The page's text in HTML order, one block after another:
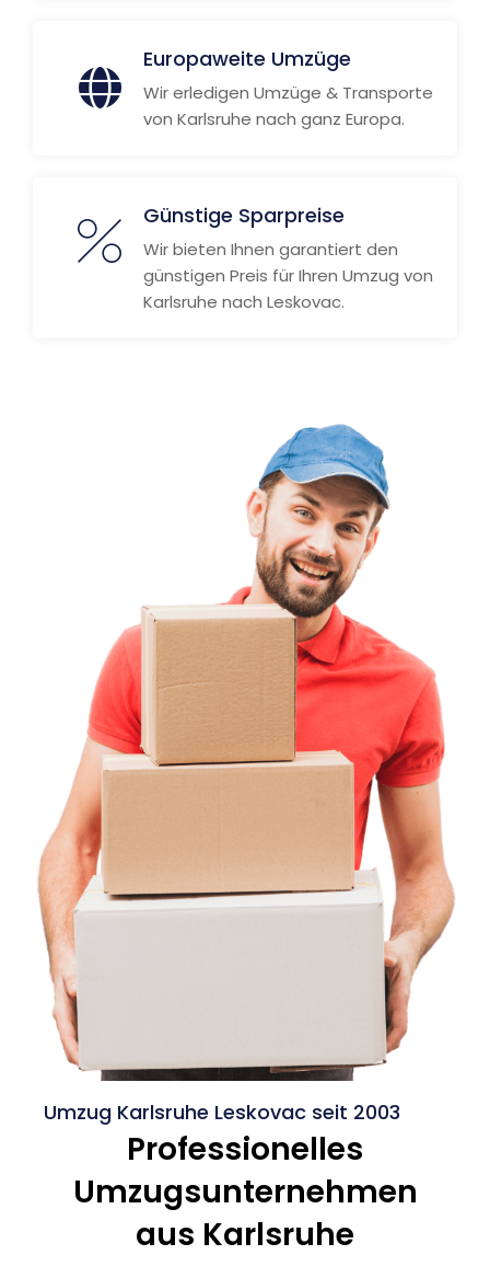
Europaweite Umzüge
Wir erledigen Umzüge & Transporte
von Karlsruhe nach ganz Europa.
Günstige Sparpreise
Wir bieten Ihnen garantiert den
günstigen Preis für Ihren Umzug von
Karlsruhe nach Leskovac.
Umzug Karlsruhe Leskovac seit 2003
Professionelles
Umzugsunternehmen
aus Karlsruhe